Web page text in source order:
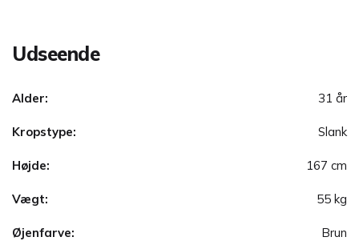
Udseende
Alder: 31 år
Kropstype: Slank
Højde: 167 cm
Vægt: 55 kg
Øjenfarve: Brun